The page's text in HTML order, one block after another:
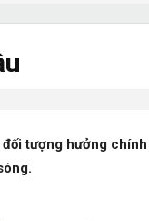
đối tượng hưởng chính